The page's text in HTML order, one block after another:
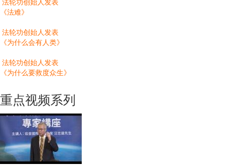
《法难》
法轮功创始人发表
《为什么会有人类》
法轮功创始人发表
《为什么要救度众生》
重点视频系列